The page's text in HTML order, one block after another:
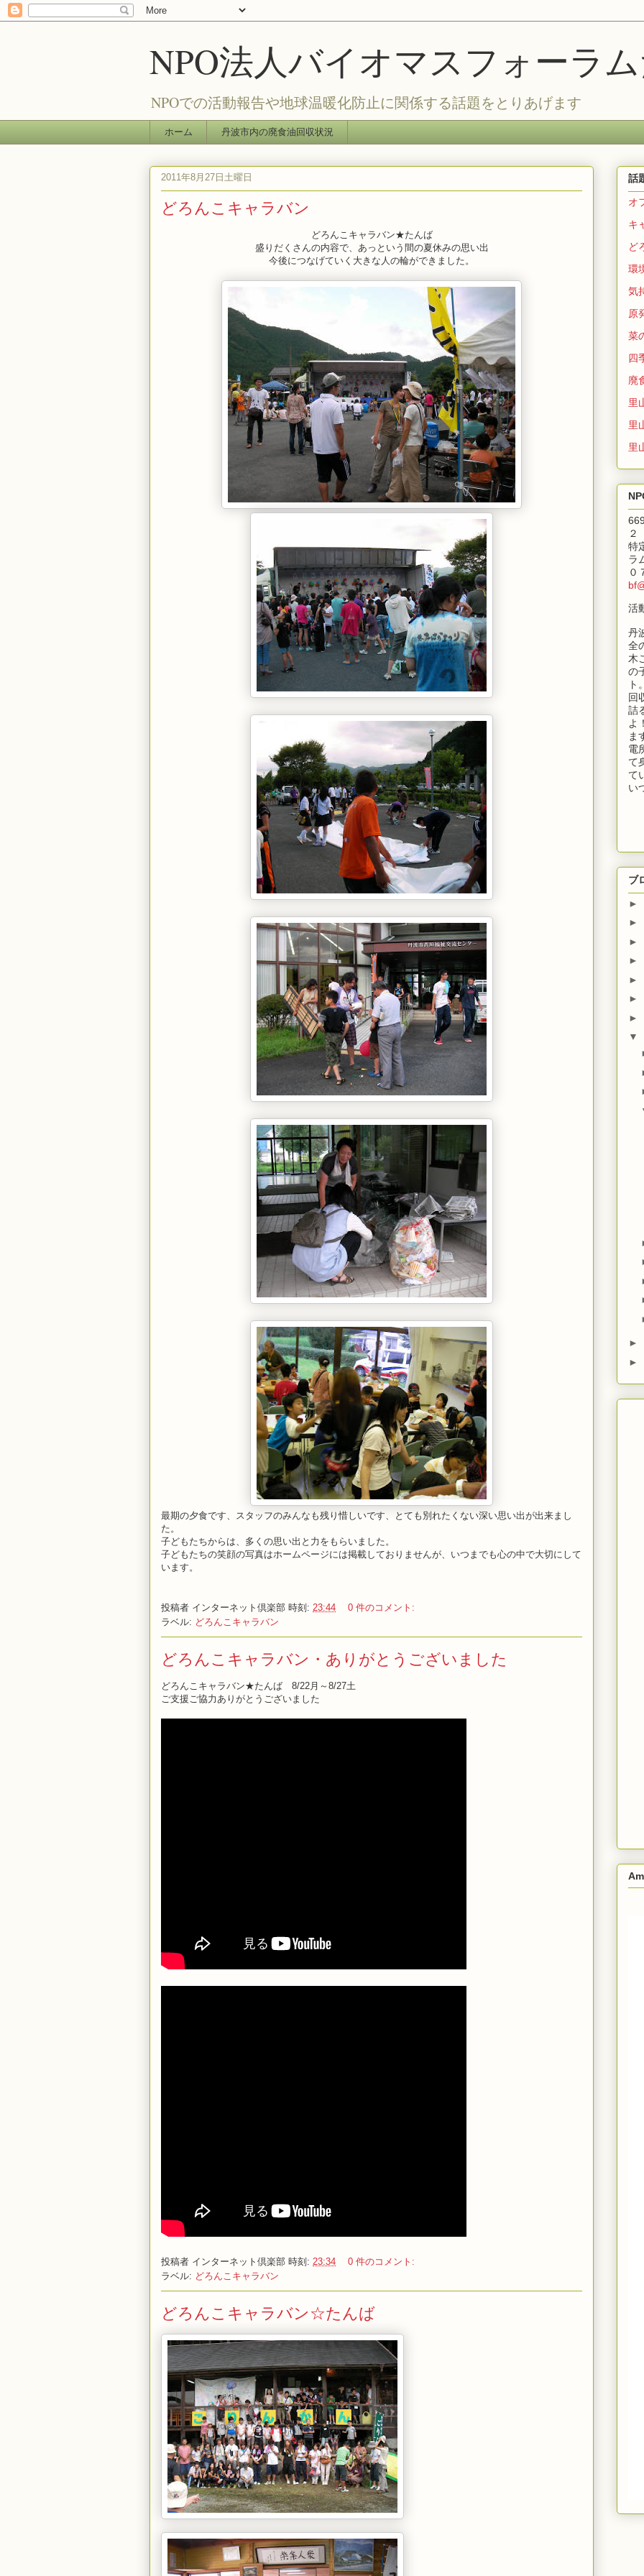
NPO法人バイオマスフォーラ
NPOでの活動報告や地球温暖化防止に関係する話題をとりあげます
ホーム 丹波市内の廃食油回収状況
2011年8月27日土曜日
どろんこキャラバン
どろんこキャラバン★たんば
盛りだくさんの内容で、あっという間の夏休みの思い出
今後につなげていく大きな人の輪ができました。
最期の夕食です、スタッフのみんなも残り惜しいです、とても別れたくない深い思い出が出来まし
た。
子どもたちからは、多くの思い出と力をもらいました。
子どもたちの笑顔の写真はホームページには掲載しておりませんが、いつまでも心の中で大切にして
います。
投稿者 インターネット倶楽部 時刻: 23:44
0 件のコメント:
ラベル: どろんこキャラバン
どろんこキャラバン・ありがとうございました
どろんこキャラバン★たんば 8/22月～8/27土
ご支援ご協力ありがとうございました
投稿者 インターネット倶楽部 時刻: 23:34
0 件のコメント:
ラベル: どろんこキャラバン
どろんこキャラバン☆たんば
話
オ
キ
ど
環
気
原
菜
四
廃
里
里
里
２
特
ラ
０
活
丹
全
木
の
ト
回
詰
よ
ま
電
て
て
い
ブ
►
►
►
►
►
►
►
▼
►
►